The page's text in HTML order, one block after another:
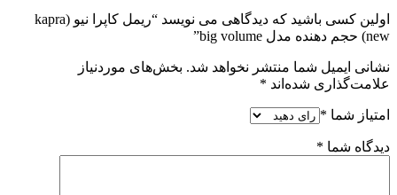
اولین کسی باشید که دیدگاهی می نویسد “ریمل کاپرا نیو (kapra
new) حجم دهنده مدل big volume”
نشانی ایمیل شما منتشر نخواهد شد. بخش‌های موردنیاز
علامت‌گذاری شده‌اند *
امتیاز شما *
دیدگاه شما *